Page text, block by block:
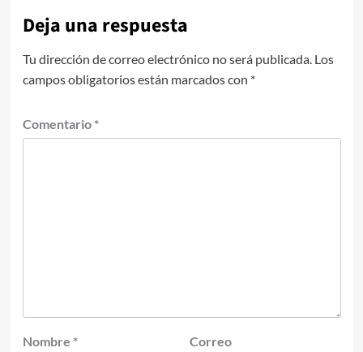
Deja una respuesta
Tu dirección de correo electrónico no será publicada. Los
campos obligatorios están marcados con *
Comentario *
Nombre *
Correo